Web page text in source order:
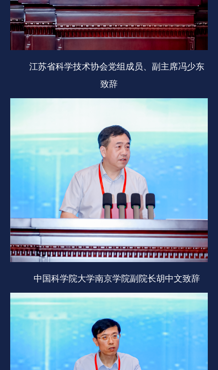
江苏省科学技术协会党组成员、副主席冯少东
致辞
中国科学院大学南京学院副院长胡中文致辞